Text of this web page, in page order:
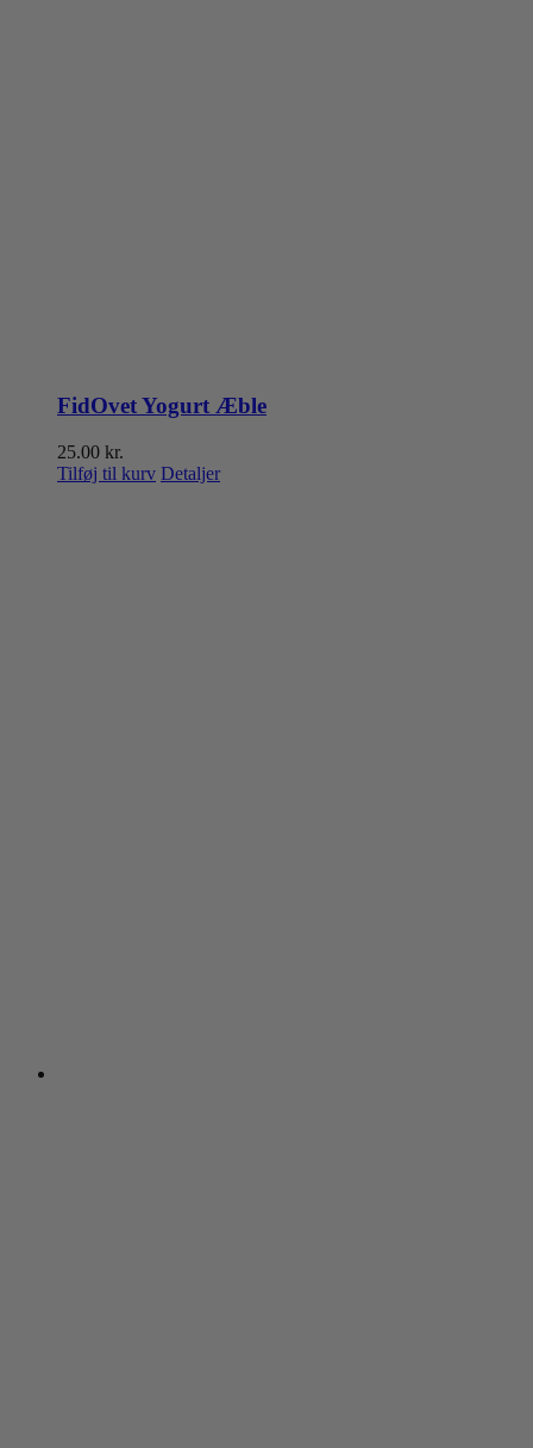
FidOvet Yogurt Æble
25.00 kr.
Tilføj til kurv Detaljer